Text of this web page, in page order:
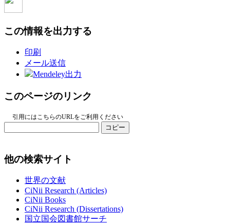
この情報を出力する
印刷
メール送信
Mendeley出力
このページのリンク
引用にはこちらのURLをご利用ください
コピー
他の検索サイト
世界の文献
CiNii Research (Articles)
CiNii Books
CiNii Research (Dissertations)
国立国会図書館サーチ